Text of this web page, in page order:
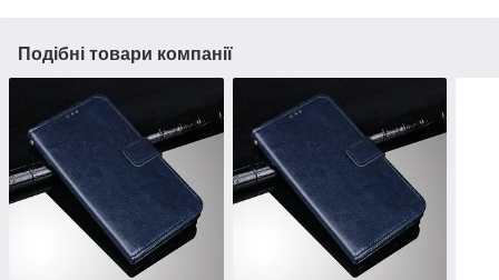
Подібні товари компанії